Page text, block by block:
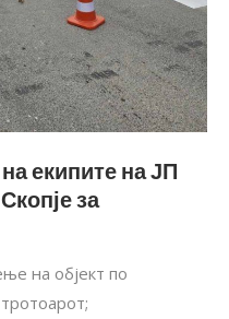
екипите на ЈП
за
на објект по